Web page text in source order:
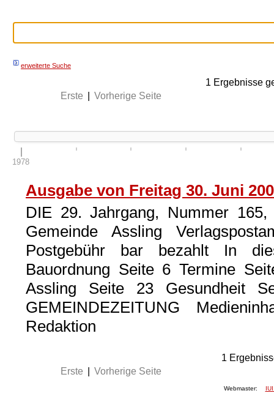
erweiterte Suche
1 Ergebnisse
Erste
Vorherige Seite
1978
Ausgabe von Freitag 30. Juni
DIE 29. Jahrgang, Nummer
Gemeinde Assling
Postgebühr bar bezahlt In
Bauordnung Seite 6 Termine
Assling Seite 23 Gesundheit
GEMEINDEZEITUNG
Redaktion
1
Erste
Vorherige Seite
Webmaster: